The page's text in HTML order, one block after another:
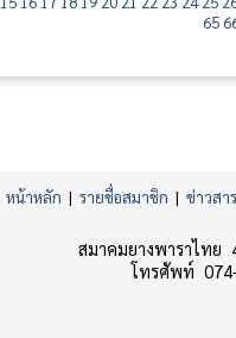
65
หน้าหลัก | รายชื่อสมาชิก | ข่าวสาร
สมาคมยางพาราไทย
โทรศัพท์